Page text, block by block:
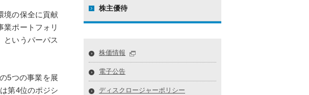
境の保全に貢献
業ポートフォリ
というパーパス
5つの事業を展
第4位のポジシ
株主優待
株価情報
電子公告
ディスクロージャーポリシー